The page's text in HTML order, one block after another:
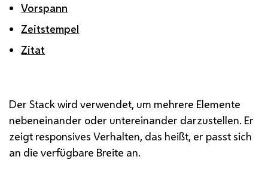
Vorspann
Zeitstempel
Zitat
Der Stack wird verwendet, um mehrere Elemente
nebeneinander oder untereinander darzustellen. Er
zeigt responsives Verhalten, das heißt, er passt sich
an die verfügbare Breite an.